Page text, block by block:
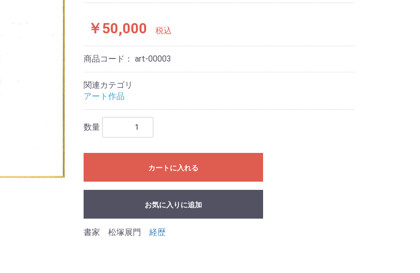
￥50,000 税込
商品コード： art-00003
関連カテゴリ
アート作品
数量
カートに入れる
お気に入りに追加
書家 松塚展門 経歴